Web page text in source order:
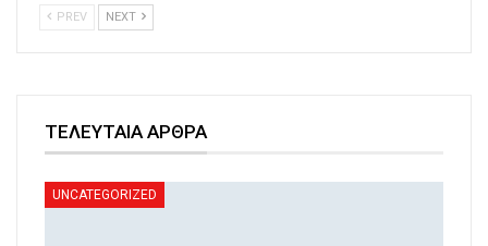
PREV NEXT
ΤΕΛΕΥΤΑΙΑ ΑΡΘΡΑ
UNCATEGORIZED